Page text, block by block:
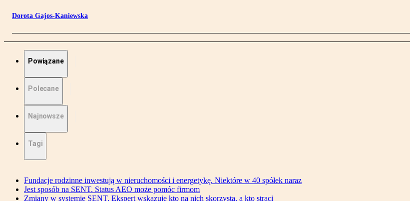
Dorota Gajos-Kaniewska
Powiązane
Polecane
Najnowsze
Tagi
Fundacje rodzinne inwestują w nieruchomości i energetykę. Niektóre w 40 spółek naraz
Jest sposób na SENT. Status AEO może pomóc firmom
Zmiany w systemie SENT. Ekspert wskazuje kto na nich skorzysta, a kto straci